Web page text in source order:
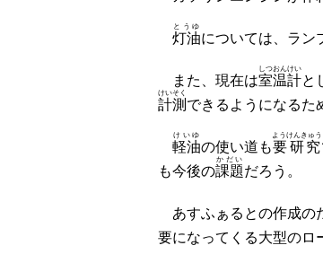
灯油
とうゆ
については、ラン
また、現在は室温計
しつおんけい
と
計測
けいそく
できるようになるた
軽油
けいゆ
の使い道も要研究
ようけんきゅう
も今後の課題
かだい
だろう。
あすふぁるとの作成の
要になってくる大型のロ